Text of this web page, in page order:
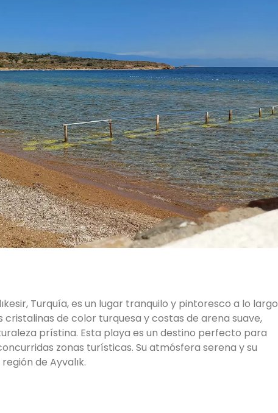
Turquía, es un lugar tranquilo y pintoresco a lo largo
de color turquesa y costas de arena suave,
prístina. Esta playa es un destino perfecto para
zonas turísticas. Su atmósfera serena y su
de Ayvalık.